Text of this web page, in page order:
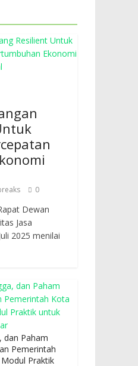
0
Dewan
Jasa
2025 menilai
dan Paham
Pemerintah
Praktik